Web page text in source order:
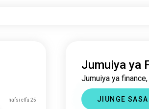
nafsi elfu 25
Jumuiya ya
Jumuiya ya
JIUNGE SASA